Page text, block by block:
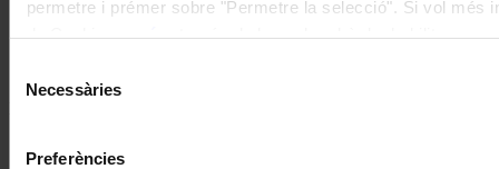
permetre i prémer sobre "Permetre la selecció". Si vol més
Necessàries
Preferències
100 anys de servei a la música
20% als concerts del Palau de la Música Catalana